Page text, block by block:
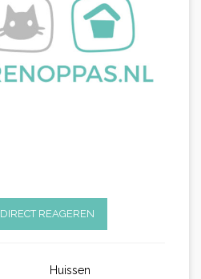
DIRECT REAGEREN
Huissen